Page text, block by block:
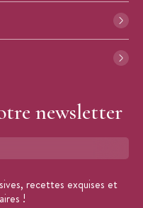
newsletter
recettes exquises et
!